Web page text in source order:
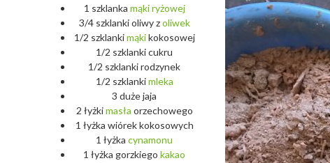
1 szklanka mąki ryżowej
3/4 szklanki oliwy zoliwek
1/2 szklankimąkikokosowej
1/2 szklanki cukru
1/2 szklanki rodzynek
1/2 szklankimleka
3 duże jaja
2 łyżkimasła orzechowego
1 łyżka wiórek kokosowych
1 łyżka cynamonu
1 łyżka gorzkiego kakao